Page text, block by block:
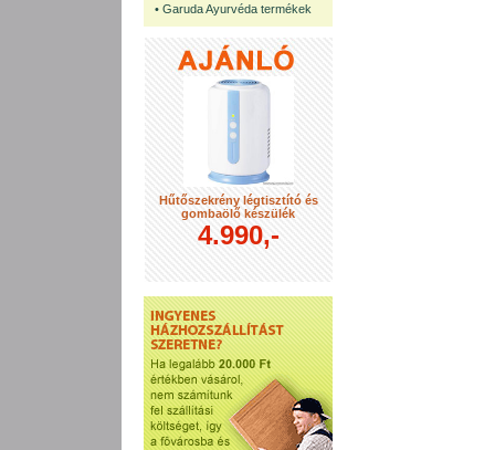
• Garuda Ayurvéda termékek
Hűtőszekrény légtisztító és
gombaölő készülék
4.990,-